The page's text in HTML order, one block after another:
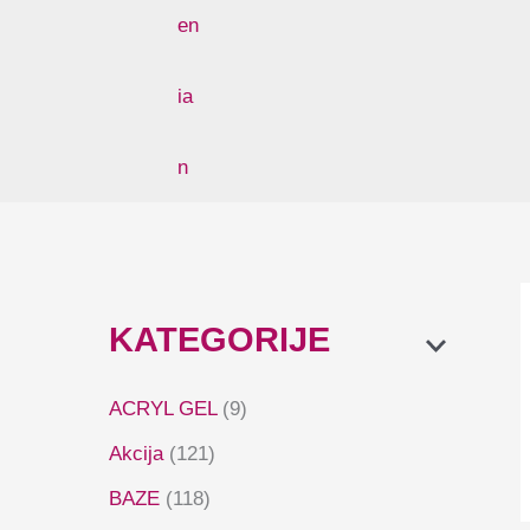
KATEGORIJE
ACRYL GEL (9)
Akcija (121)
BAZE (118)